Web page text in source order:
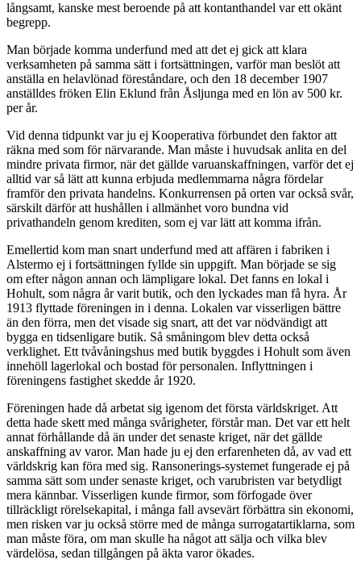
långsamt, kanske mest beroende på att kontanthandel var ett okänt
begrepp.
Man började komma underfund med att det ej gick att klara
verksamheten på samma sätt i fortsättningen, varför man beslöt att
anställa en helavlönad föreståndare, och den 18 decem­ber 1907
anställdes fröken Elin Eklund från Åsljunga med en lön av 500 kr.
per år.
Vid denna tidpunkt var ju ej Kooperativa förbundet den faktor att
räkna med som för närvarande. Man måste i huvud­sak anlita en del
mindre privata firmor, när det gällde varu­anskaffningen, varför det ej
alltid var så lätt att kunna erbjuda medlemmarna några fördelar
framför den privata handelns. Konkurrensen på orten var också svår,
särskilt därför att hushållen i allmänhet voro bundna vid
privathandeln genom krediten, som ej var lätt att komma ifrån.
Emellertid kom man snart underfund med att affären i fabriken i
Alstermo ej i fortsättningen fyllde sin uppgift. Man började se sig
om efter någon annan och lämpligare lokal. Det fanns en lokal i
Hohult, som några år varit butik, och den lyckades man få hyra. År
1913 flyttade föreningen in i denna. Lokalen var visserligen bättre
än den förra, men det visade sig snart, att det var nödvändigt att
bygga en tidsenligare butik. Så småningom blev detta också
verklighet. Ett tvåvåningshus med butik byggdes i Hohult som även
innehöll lagerlokal och bostad för personalen. Inflyttningen i
föreningens fastighet skedde år 1920.
Föreningen hade då arbetat sig igenom det första världskriget. Att
detta hade skett med många svårigheter, förstår man. Det var ett helt
annat förhållande då än under det senaste kriget, när det gällde
anskaffning av varor. Man hade ju ej den erfarenheten då, av vad ett
världskrig kan föra med sig. Ransonerings-systemet fungerade ej på
samma sätt som under senaste kriget, och varubristen var betydligt
mera kännbar. Visserligen kunde firmor, som förfogade över
tillräckligt rörelsekapital, i många fall avsevärt förbättra sin ekonomi,
men risken var ju också större med de många surrogatartiklarna, som
man måste föra, om man skulle ha något att sälja och vilka blev
värdelösa, sedan tillgången på äkta varor ökades.